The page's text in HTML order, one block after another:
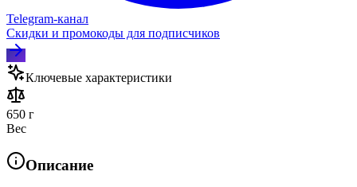
Telegram‑канал
Скидки и промокоды для подписчиков
Ключевые характеристики
650 г
Вес
Описание